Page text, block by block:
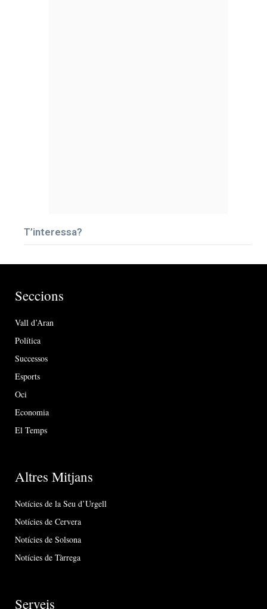
T’interessa?
Seccions
Vall d’Aran
Política
Successos
Esports
Oci
Economia
El Temps
Altres Mitjans
Notícies de la Seu d’Urgell
Notícies de Cervera
Notícies de Solsona
Notícies de Tàrrega
Serveis